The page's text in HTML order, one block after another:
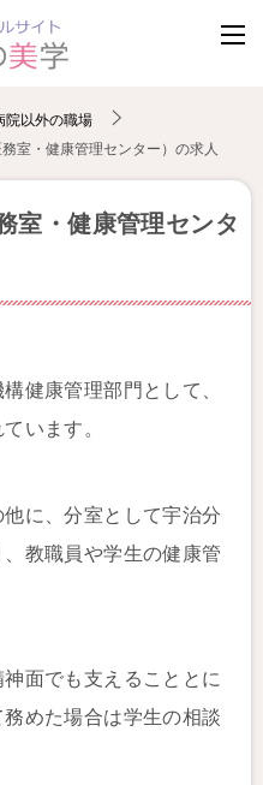
院以外の職場
室・健康管理センター）の求人
室・健康管理センタ
健康管理部門として、
います。
に、分室として宇治分
教職員や学生の健康管
面でも支えることとに
めた場合は学生の相談